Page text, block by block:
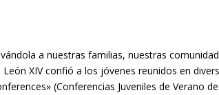
a nuestras familias, nuestras
XIV confió a los jóvenes reunidos en
(Conferencias Juveniles de Verano